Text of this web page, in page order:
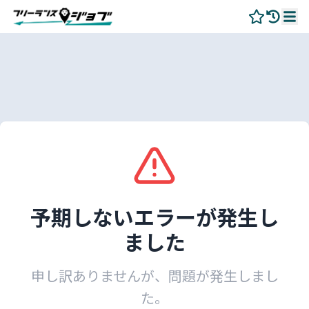
予期しないエラーが発生し
ました
申し訳ありませんが、問題が発生しまし
た。